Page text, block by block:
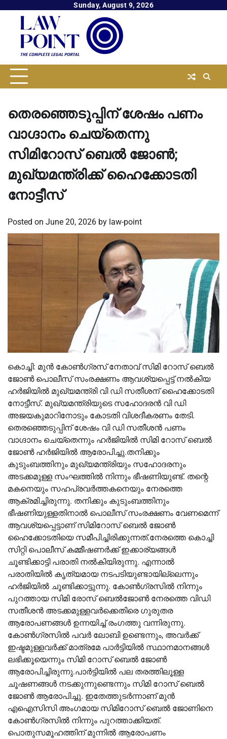
content
Sunday, August 9, 2026
തെരഞ്ഞെടുപ്പിന് ശേഷം പണം
വാഗ്ദാനം ചെയ്‌തെന്നു
സിമിറോസ് ബെല്‍ ജോണ്‍;
മുഖ്യമന്ത്രിക്ക് ഹൈക്കോടതി
നോട്ടീസ്
Posted on June 20, 2026 by law-point
കൊച്ചി: മുന്‍ കോണ്‍ഗ്രസ് നേതാവ് സിമി റോസ് ബെല്‍
ജോണ്‍ പൊലീസ് സംരക്ഷണം ആവശ്യപ്പെട്ട് നല്‍കിയ
ഹര്‍ജിയില്‍ മുഖ്യമന്ത്രി വി ഡി സതീശന് ഹൈക്കോടതി
നോട്ടീസ്. മുഖ്യമന്ത്രിയുടെ സഹോദരന്‍ വി ഡി
അജയകുമാറിനോടും കോടതി വിശദീകരണം തേടി.
തെരഞ്ഞെടുപ്പിന് ശേഷം വി ഡി സതീശന്‍ പണം
വാഗ്ദാനം ചെയ്‌തെന്നും ഹര്‍ജിയില്‍ സിമി റോസ് ബെല്‍
ജോണ്‍ ഹര്‍ജിയില്‍ ആരോപിച്ചു.തനിക്കും
കുടുംബത്തിനും മുഖ്യമന്ത്രിയും സഹോദരനും
അടക്കമുള്ള സംഘത്തില്‍ നിന്നും ഭീഷണിയുണ്ട്. തന്റെ
മകനെയും സഹപ്രവര്‍ത്തകനെയും നേരത്തെ
ആക്രമിച്ചിരുന്നു. തനിക്കും കുടുംബത്തിനും
ഭീഷണിയുള്ളതിനാല്‍ പൊലീസ് സംരക്ഷണം വേണമെന്ന്
ആവശ്യപ്പെട്ടാണ് സിമിറോസ് ബെല്‍ ജോണ്‍
ഹൈക്കോടതിയെ സമീപിച്ചിരിക്കുന്നത്.നേരത്തെ കൊച്ചി
സിറ്റി പൊലീസ് കമ്മീഷണര്‍ക്ക് ഇക്കാര്യങ്ങള്‍
ചൂണ്ടിക്കാട്ടി പരാതി നല്‍കിയിരുന്നു. എന്നാല്‍
പരാതിയില്‍ കൃത്യമായ നടപടിയുണ്ടായില്ലെന്നും
ഹര്‍ജിയില്‍ ചൂണ്ടിക്കാട്ടുന്നു. കോണ്‍ഗ്രസില്‍ നിന്നും
പുറത്തായ സിമി രോസ് ബെല്‍ജോണ്‍ നേരത്തെ വിഡി
സതീശന്‍ അടക്കമുള്ളവര്‍ക്കെതിരെ ഗുരുതര
ആരോപണങ്ങള്‍ ഉന്നയിച്ച് രംഗത്തു വന്നിരുന്നു.
കോണ്‍ഗ്രസില്‍ പവര്‍ ലോബി ഉണ്ടെന്നും, അവര്‍ക്ക്
ഇഷ്ടമുള്ളവര്‍ക്ക് മാത്രമേ പാര്‍ട്ടിയില്‍ സ്ഥാനമാനങ്ങള്‍
ലഭിക്കൂയെന്നും സിമി റോസ് ബെല്‍ ജോണ്‍
ആരോപിച്ചിരുന്നു.പാര്‍ട്ടിയില്‍ പല തരത്തിലൂള്ള
ചൂഷണങ്ങള്‍ നടക്കുന്നുണ്ടെന്നും സിമി റോസ് ബെല്‍
ജോണ്‍ ആരോപിച്ചു. ഇതേത്തുടര്‍ന്നാണ് മുന്‍
എഐസിസി അംഗമായ സിമിറോസ് ബെല്‍ ജോണിനെ
കോണ്‍ഗ്രസില്‍ നിന്നും പുറത്താക്കിയത്.
പൊതുസമൂഹത്തിന് മുന്നില്‍ ആരോപണം